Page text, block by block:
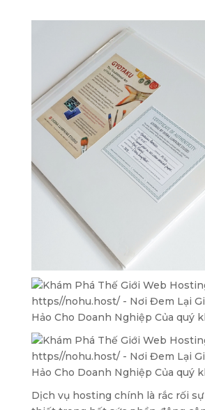
Dịch vụ hosting chính là rắc rối